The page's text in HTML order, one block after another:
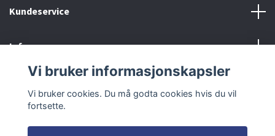
Kundeservice
Info
Vi bruker informasjonskapsler
Vi bruker cookies. Du må godta cookies hvis du vil
fortsette.